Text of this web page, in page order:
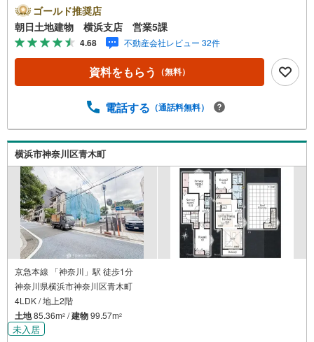
キッズコーナーやおむつ替えができる授乳室も完備お子様
連れでも安心です。提携駐車場もございます■■■ご来場の
際は、事前にご予約をお願いします■■■「室内・現地を見
学する」ボタンよりご予約頂くとスムーズ！■現地ご案内■
お客様の貴重なお時間の中でご希望の情報をご案内しま
す。おおよその所要時間や内容は下記をご参考ください〇
～）〇現地/物件見学（30分～）〇周辺環境のご紹介（30分
止めて私達は様々なご要望にお応え致します！【コロナウ
イルス予防対策実施中】〇ご入店時の検温とアルコール除
菌を設置しております〇接客ブースでは、お席の間隔を通
常より広くお取りします〇全営業車に乗降車時の消毒、除
菌シート等を常備しております〇物件見学用に使い捨てス
リッパ・使い捨て手袋をご用意します
ゴールド推奨店
朝日土地建物 横浜支店 営業5課
4.68 不動産会社レビュー 32件
資料をもらう （無料）
電話する （通話料無料）
横浜市神奈川区青木町
京急本線 「神奈川」駅 徒歩1分
神奈川県横浜市神奈川区青木町
4LDK / 地上2階
土地85.36m2 /建物99.57m2
未入居